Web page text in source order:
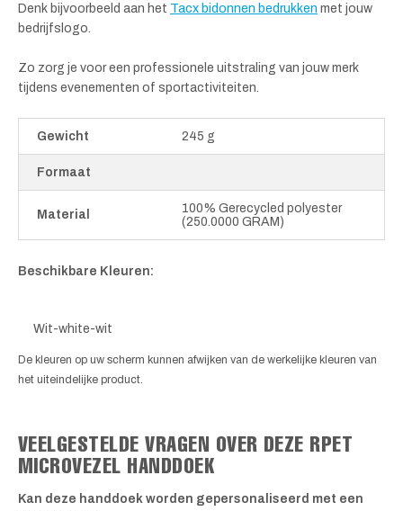
Denk bijvoorbeeld aan het Tacx bidonnen bedrukken met jouw
bedrijfslogo.
Zo zorg je voor een professionele uitstraling van jouw merk
tijdens evenementen of sportactiviteiten.
Gewicht 245 g
Formaat
Material
100% Gerecycled polyester
(250.0000 GRAM)
Beschikbare Kleuren:
Wit-white-wit
De kleuren op uw scherm kunnen afwijken van de werkelijke kleuren van
het uiteindelijke product.
VEELGESTELDE VRAGEN OVER DEZE RPET
MICROVEZEL HANDDOEK
Kan deze handdoek worden gepersonaliseerd met een